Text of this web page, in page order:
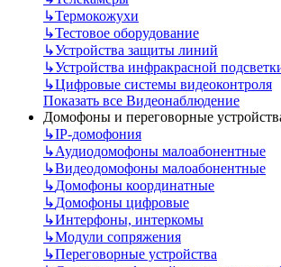
↳Термокожухи
↳Тестовое оборудование
↳Устройства защиты линий
↳Устройства инфракрасной
↳Цифровые системы видеоконтроля
Показать все Видеонаблюдение
Домофоны и переговорные
↳IP-домофония
↳Аудиодомофоны малоабонентные
↳Видеодомофоны малоабонентные
↳Домофоны координатные
↳Домофоны цифровые
↳Интерфоны, интеркомы
↳Модули сопряжения
↳Переговорные устройства